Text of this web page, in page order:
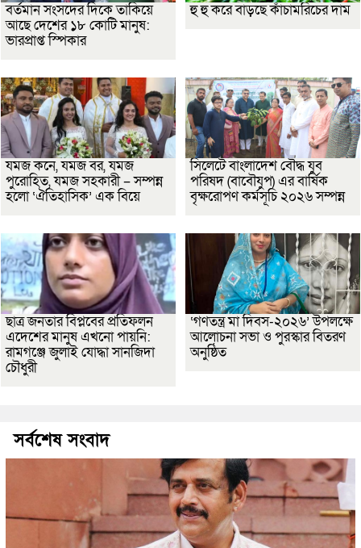
বর্তমান সংসদের দিকে তাকিয়ে
আছে দেশের ১৮ কোটি মানুষ:
ভারপ্রাপ্ত স্পিকার
হু হু করে বাড়ছে কাঁচামরিচের দাম
যমজ কনে, যমজ বর, যমজ
পুরোহিত, যমজ সহকারী – সম্পন্ন
হলো ‘ঐতিহাসিক’ এক বিয়ে
সিলেটে বাংলাদেশ বৌদ্ধ যুব
পরিষদ (বাবৌযুপ) এর বার্ষিক
বৃক্ষরোপণ কর্মসূচি ২০২৬ সম্পন্ন
ছাত্র জনতার বিপ্লবের প্রতিফলন
এদেশের মানুষ এখনো পায়নি:
রামগঞ্জে জুলাই যোদ্ধা সানজিদা
চৌধুরী
‘গণতন্ত্র মা দিবস-২০২৬’ উপলক্ষে
আলোচনা সভা ও পুরস্কার বিতরণ
অনুষ্ঠিত
সর্বশেষ সংবাদ